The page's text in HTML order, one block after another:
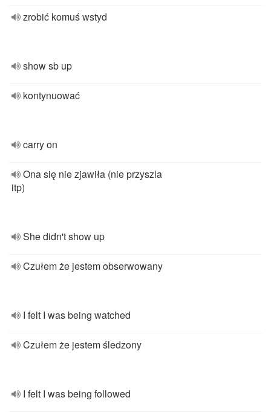
zrobić komuś wstyd
show sb up
kontynuować
carry on
Ona się nie zjawiła (nie przyszla
itp)
She didn't show up
Czułem że jestem obserwowany
I felt I was being watched
Czułem że jestem śledzony
I felt I was being followed